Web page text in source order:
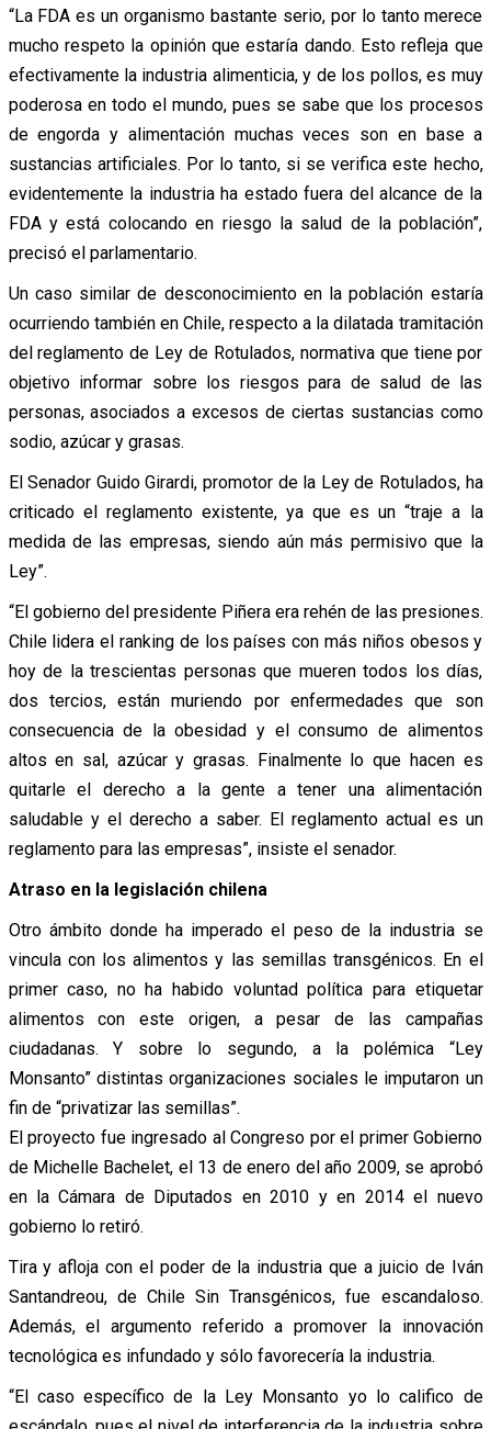
“La FDA es un organismo bastante serio, por lo tanto merece
mucho respeto la opinión que estaría dando. Esto refleja que
efectivamente la industria alimenticia, y de los pollos, es muy
poderosa en todo el mundo, pues se sabe que los procesos
de engorda y alimentación muchas veces son en base a
sustancias artificiales. Por lo tanto, si se verifica este hecho,
evidentemente la industria ha estado fuera del alcance de la
FDA y está colocando en riesgo la salud de la población”,
precisó el parlamentario.
Un caso similar de desconocimiento en la población estaría
ocurriendo también en Chile, respecto a la dilatada tramitación
del reglamento de Ley de Rotulados, normativa que tiene por
objetivo informar sobre los riesgos para de salud de las
personas, asociados a excesos de ciertas sustancias como
sodio, azúcar y grasas.
El Senador Guido Girardi, promotor de la Ley de Rotulados, ha
criticado el reglamento existente, ya que es un “traje a la
medida de las empresas, siendo aún más permisivo que la
Ley”.
“El gobierno del presidente Piñera era rehén de las presiones.
Chile lidera el ranking de los países con más niños obesos y
hoy de la trescientas personas que mueren todos los días,
dos tercios, están muriendo por enfermedades que son
consecuencia de la obesidad y el consumo de alimentos
altos en sal, azúcar y grasas. Finalmente lo que hacen es
quitarle el derecho a la gente a tener una alimentación
saludable y el derecho a saber. El reglamento actual es un
reglamento para las empresas”, insiste el senador.
Atraso en la legislación chilena
Otro ámbito donde ha imperado el peso de la industria se
vincula con los alimentos y las semillas transgénicos. En el
primer caso, no ha habido voluntad política para etiquetar
alimentos con este origen, a pesar de las campañas
ciudadanas. Y sobre lo segundo, a la polémica “Ley
Monsanto” distintas organizaciones sociales le imputaron un
fin de “privatizar las semillas”.
El proyecto fue ingresado al Congreso por el primer Gobierno
de Michelle Bachelet, el 13 de enero del año 2009, se aprobó
en la Cámara de Diputados en 2010 y en 2014 el nuevo
gobierno lo retiró.
Tira y afloja con el poder de la industria que a juicio de Iván
Santandreou, de Chile Sin Transgénicos, fue escandaloso.
Además, el argumento referido a promover la innovación
tecnológica es infundado y sólo favorecería la industria.
“El caso específico de la Ley Monsanto yo lo califico de